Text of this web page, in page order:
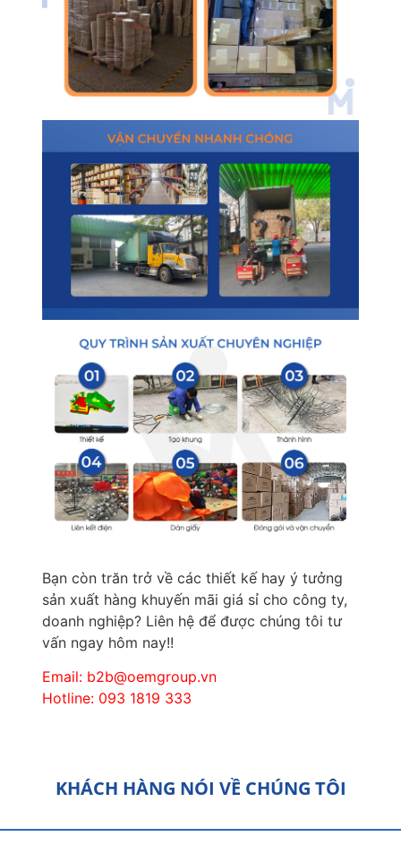
Bạn còn trăn trở về các thiết kế hay ý tưởng
sản xuất hàng khuyến mãi giá sỉ cho công ty,
doanh nghiệp? Liên hệ để được chúng tôi tư
vấn ngay hôm nay!!
Email: b2b@oemgroup.vn
Hotline: 093 1819 333
KHÁCH HÀNG NÓI VỀ CHÚNG TÔI